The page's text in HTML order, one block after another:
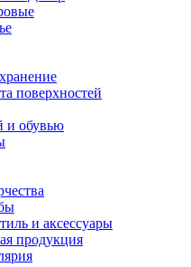
поверхностей
и обувью
и аксессуары
продукция